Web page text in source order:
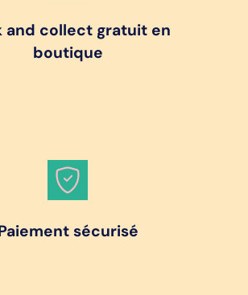
and collect gratuit en
boutique
sécurisé